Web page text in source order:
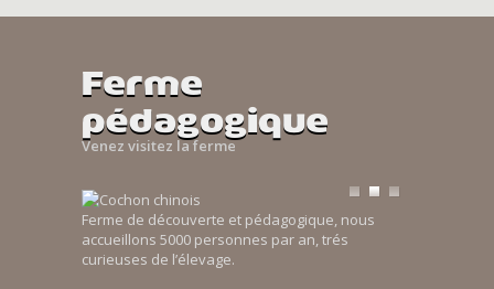
Ferme
pédagogique
Venez visitez la ferme
Ferme de découverte et pédagogique, nous
accueillons 5000 personnes par an, trés
curieuses de l’élevage.